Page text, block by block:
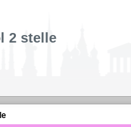
2 stelle